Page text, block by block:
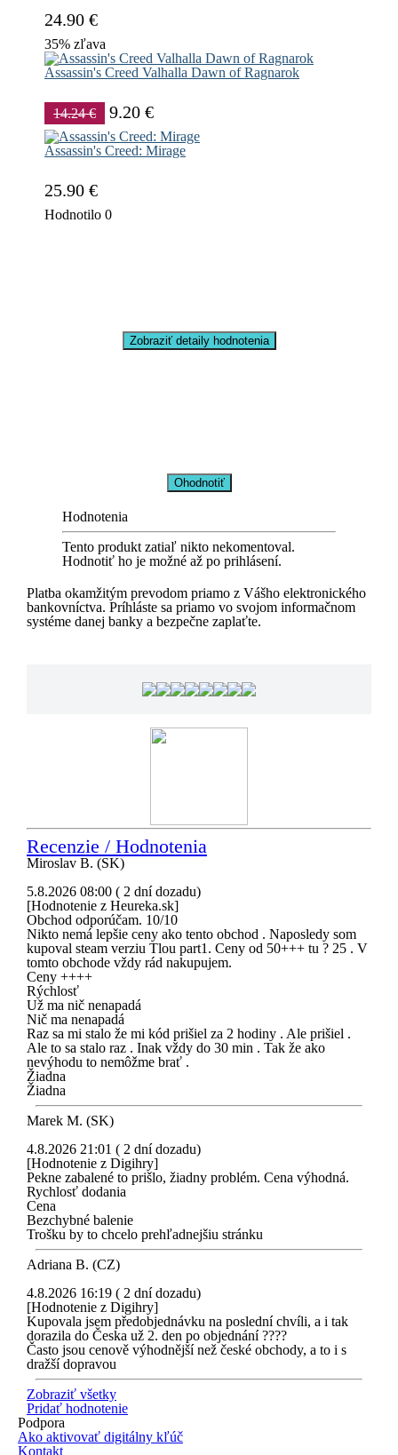
24.90 €
35% zľava
Assassin's Creed Valhalla Dawn of Ragnarok
14.24 € 9.20 €
Assassin's Creed: Mirage
25.90 €
Hodnotilo 0
Zobraziť detaily hodnotenia
Ohodnotiť
Hodnotenia
Tento produkt zatiaľ nikto nekomentoval.
Hodnotiť ho je možné až po prihlásení.
Platba okamžitým prevodom priamo z Vášho elektronického
bankovníctva. Príhláste sa priamo vo svojom informačnom
systéme danej banky a bezpečne zaplaťte.
Recenzie / Hodnotenia
Miroslav B. (SK)
5.8.2026 08:00 ( 2 dní dozadu)
[Hodnotenie z Heureka.sk]
Obchod odporúčam. 10/10
Nikto nemá lepšie ceny ako tento obchod . Naposledy som
kupoval steam verziu Tlou part1. Ceny od 50+++ tu ? 25 . V
tomto obchode vždy rád nakupujem.
Ceny ++++
Rýchlosť
Už ma nič nenapadá
Nič ma nenapadá
Raz sa mi stalo že mi kód prišiel za 2 hodiny . Ale prišiel .
Ale to sa stalo raz . Inak vždy do 30 min . Tak že ako
nevýhodu to nemôžme brať .
Žiadna
Žiadna
Marek M. (SK)
4.8.2026 21:01 ( 2 dní dozadu)
[Hodnotenie z Digihry]
Pekne zabalené to prišlo, žiadny problém. Cena výhodná.
Rychlosť dodania
Cena
Bezchybné balenie
Trošku by to chcelo prehľadnejšiu stránku
Adriana B. (CZ)
4.8.2026 16:19 ( 2 dní dozadu)
[Hodnotenie z Digihry]
Kupovala jsem předobjednávku na poslední chvíli, a i tak
dorazila do Česka už 2. den po objednání ????
Často jsou cenově výhodnější než české obchody, a to i s
dražší dopravou
Zobraziť všetky
Pridať hodnotenie
Podpora
Ako aktivovať digitálny kľúč
Kontakt